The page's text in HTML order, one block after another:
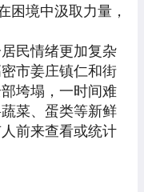
困境中汲取力量，
民情绪更加复杂
市姜庄镇仁和街
垮塌，一时间难
菜、蛋类等新鲜
前来查看或统计